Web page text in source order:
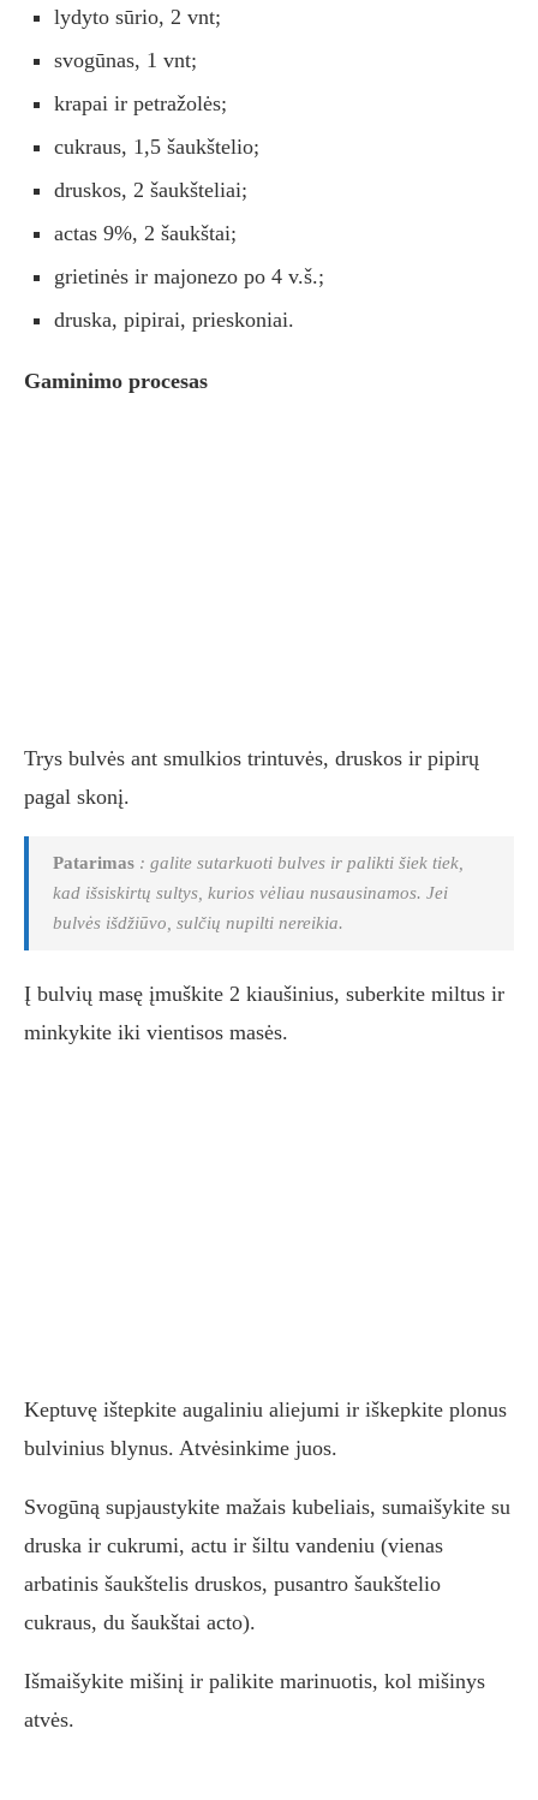
lydyto sūrio, 2 vnt;
svogūnas, 1 vnt;
krapai ir petražolės;
cukraus, 1,5 šaukštelio;
druskos, 2 šaukšteliai;
actas 9%, 2 šaukštai;
grietinės ir majonezo po 4 v.š.;
druska, pipirai, prieskoniai.
Gaminimo procesas
Trys bulvės ant smulkios trintuvės, druskos ir pipirų
pagal skonį.
Patarimas : galite sutarkuoti bulves ir palikti šiek tiek,
kad išsiskirtų sultys, kurios vėliau nusausinamos. Jei
bulvės išdžiūvo, sulčių nupilti nereikia.
Į bulvių masę įmuškite 2 kiaušinius, suberkite miltus ir
minkykite iki vientisos masės.
Keptuvę ištepkite augaliniu aliejumi ir iškepkite plonus
bulvinius blynus. Atvėsinkime juos.
Svogūną supjaustykite mažais kubeliais, sumaišykite su
druska ir cukrumi, actu ir šiltu vandeniu (vienas
arbatinis šaukštelis druskos, pusantro šaukštelio
cukraus, du šaukštai acto).
Išmaišykite mišinį ir palikite marinuotis, kol mišinys
atvės.